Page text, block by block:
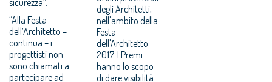
“Alla Festa
dell’Architetto –
continua – i
progettisti non
sono chiamati a
partecipare ad
degli Architetti,
nell'ambito della
Festa
dell'Architetto
2017. I Premi
hanno lo scopo
di dare visibilità